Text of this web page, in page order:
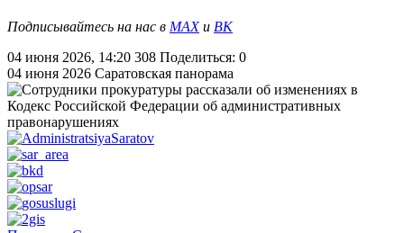
Подписывайтесь на нас в МАХи ВК
04 июня 2026, 14:20 308 Поделиться: 0
04 июня 2026 Саратовская панорама